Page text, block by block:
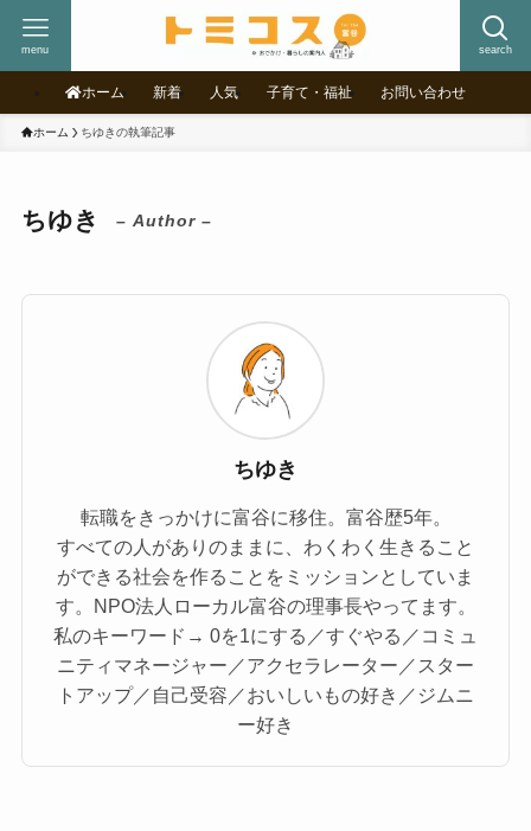
search
menu
ホーム 新着 人気 子育て・福祉 お問い合わせ
ホーム ちゆきの執筆記事
ちゆき – Author –
ちゆき
転職をきっかけに富谷に移住。富谷歴5年。
すべての人がありのままに、わくわく生きること
ができる社会を作ることをミッションとしていま
す。NPO法人ローカル富谷の理事長やってます。
私のキーワード→ 0を1にする／すぐやる／コミュ
ニティマネージャー／アクセラレーター／スター
トアップ／自己受容／おいしいもの好き／ジムニ
ー好き